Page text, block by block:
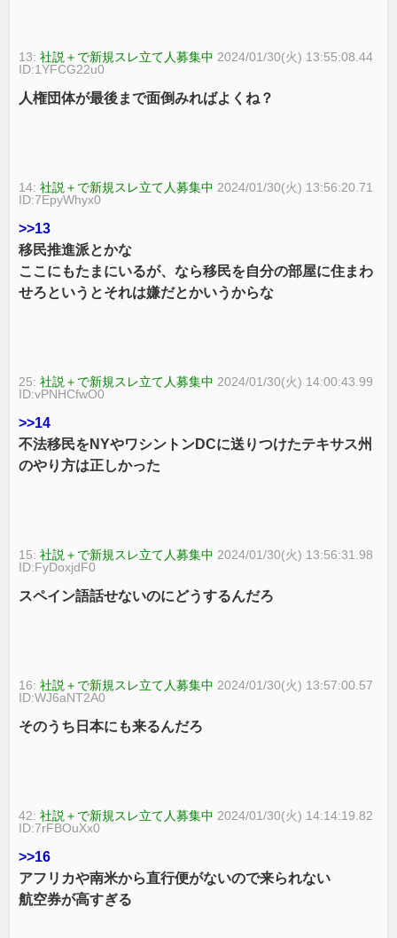
13:社説＋で新規スレ立て人募集中 2024/01/30(火) 13:55:08.44
ID:1YFCG22u0
人権団体が最後まで面倒みればよくね？
14:社説＋で新規スレ立て人募集中 2024/01/30(火) 13:56:20.71
ID:7EpyWhyx0
>>13
移民推進派とかな
ここにもたまにいるが、なら移民を自分の部屋に住まわ
せろというとそれは嫌だとかいうからな
25:社説＋で新規スレ立て人募集中 2024/01/30(火) 14:00:43.99
ID:vPNHCfwO0
>>14
不法移民をNYやワシントンDCに送りつけたテキサス州
のやり方は正しかった
15:社説＋で新規スレ立て人募集中 2024/01/30(火) 13:56:31.98
ID:FyDoxjdF0
スペイン語話せないのにどうするんだろ
16:社説＋で新規スレ立て人募集中 2024/01/30(火) 13:57:00.57
ID:WJ6aNT2A0
そのうち日本にも来るんだろ
42:社説＋で新規スレ立て人募集中 2024/01/30(火) 14:14:19.82
ID:7rFBOuXx0
>>16
アフリカや南米から直行便がないので来られない
航空券が高すぎる